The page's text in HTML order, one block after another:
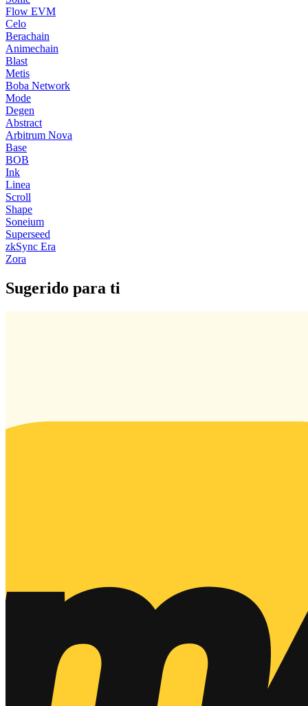
Flow EVM
Celo
Berachain
Animechain
Blast
Metis
Boba Network
Mode
Degen
Abstract
Arbitrum Nova
Base
BOB
Ink
Linea
Scroll
Shape
Soneium
Superseed
zkSync Era
Zora
Sugerido para ti